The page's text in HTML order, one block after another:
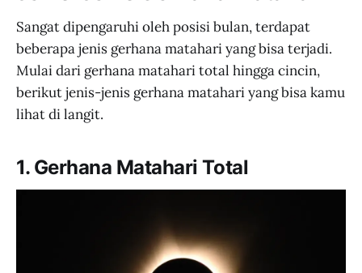
Sangat dipengaruhi oleh posisi bulan, terdapat
beberapa jenis gerhana matahari yang bisa terjadi.
Mulai dari gerhana matahari total hingga cincin,
berikut jenis-jenis gerhana matahari yang bisa kamu
lihat di langit.
1. Gerhana Matahari Total